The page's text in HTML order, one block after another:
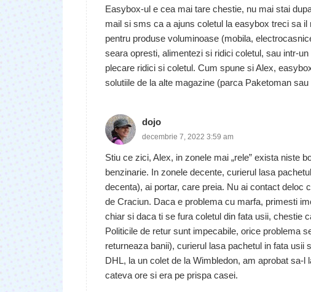
Easybox-ul e cea mai tare chestie, nu mai stai
mail si sms ca a ajuns coletul la easybox treci sa
pentru produse voluminoase (mobila,
seara opresti, alimentezi si ridici coletul, sau intr-
plecare ridici si coletul. Cum spune si Alex,
solutiile de la alte magazine (parca Paketoman
dojo
decembrie 7, 2022 3:59 am
Stiu ce zici, Alex, in zonele mai „rele” exista niste
benzinarie. In zonele decente, curierul lasa
decenta), ai portar, care preia. Nu ai contact deloc
de Craciun. Daca e problema cu marfa, primesti
chiar si daca ti se fura coletul din fata usii, chestie
Politicile de retur sunt impecabile, orice problema
returneaza banii), curierul lasa pachetul in fata
DHL, la un colet de la Wimbledon, am aprobat sa-
cateva ore si era pe prispa casei.